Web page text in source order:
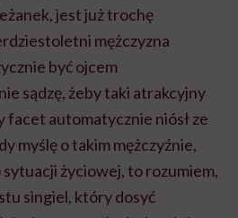
jest już trochę
mężczyzna
być ojcem
sądzę, żeby taki atrakcyjny
facet automatycznie niósł ze
myślę o takim mężczyźnie,
życiowej, to rozumiem,
singiel, który dosyć